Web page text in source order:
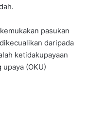
pasukan
daripada
ketidakupayaan
(OKU)